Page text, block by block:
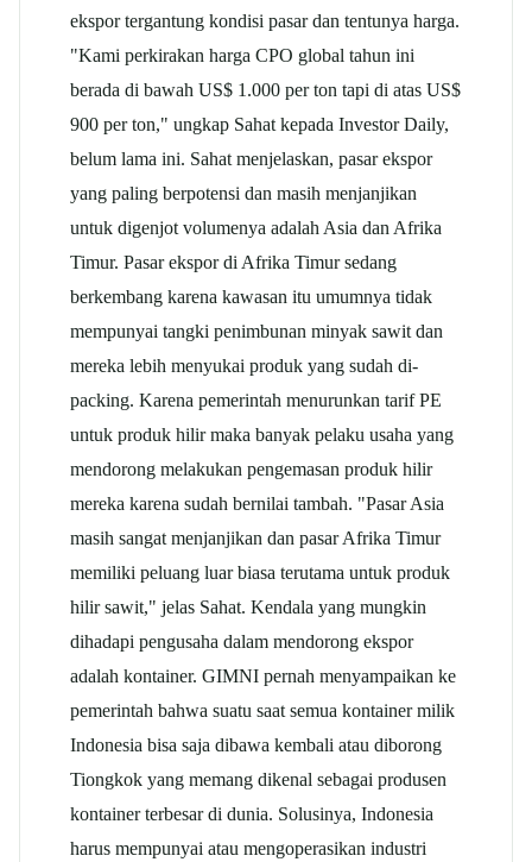
ekspor tergantung kondisi pasar dan tentunya harga.
"Kami perkirakan harga CPO global tahun ini
berada di bawah US$ 1.000 per ton tapi di atas US$
900 per ton," ungkap Sahat kepada Investor Daily,
belum lama ini. Sahat menjelaskan, pasar ekspor
yang paling berpotensi dan masih menjanjikan
untuk digenjot volumenya adalah Asia dan Afrika
Timur. Pasar ekspor di Afrika Timur sedang
berkembang karena kawasan itu umumnya tidak
mempunyai tangki penimbunan minyak sawit dan
mereka lebih menyukai produk yang sudah di-
packing. Karena pemerintah menurunkan tarif PE
untuk produk hilir maka banyak pelaku usaha yang
mendorong melakukan pengemasan produk hilir
mereka karena sudah bernilai tambah. "Pasar Asia
masih sangat menjanjikan dan pasar Afrika Timur
memiliki peluang luar biasa terutama untuk produk
hilir sawit," jelas Sahat. Kendala yang mungkin
dihadapi pengusaha dalam mendorong ekspor
adalah kontainer. GIMNI pernah menyampaikan ke
pemerintah bahwa suatu saat semua kontainer milik
Indonesia bisa saja dibawa kembali atau diborong
Tiongkok yang memang dikenal sebagai produsen
kontainer terbesar di dunia. Solusinya, Indonesia
harus mempunyai atau mengoperasikan industri